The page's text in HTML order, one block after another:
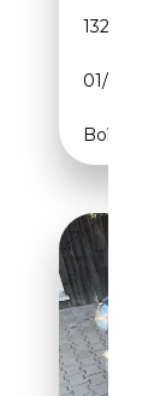
132 452 km
01/1958
Boîte